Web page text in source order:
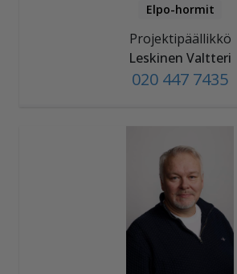
Elpo-hormit
Projektipäällikkö
Leskinen Valtteri
020 447 7435